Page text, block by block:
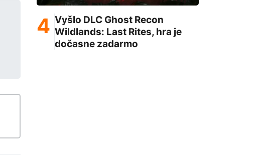
Vyšlo DLC Ghost Recon
Wildlands: Last Rites, hra je
dočasne zadarmo